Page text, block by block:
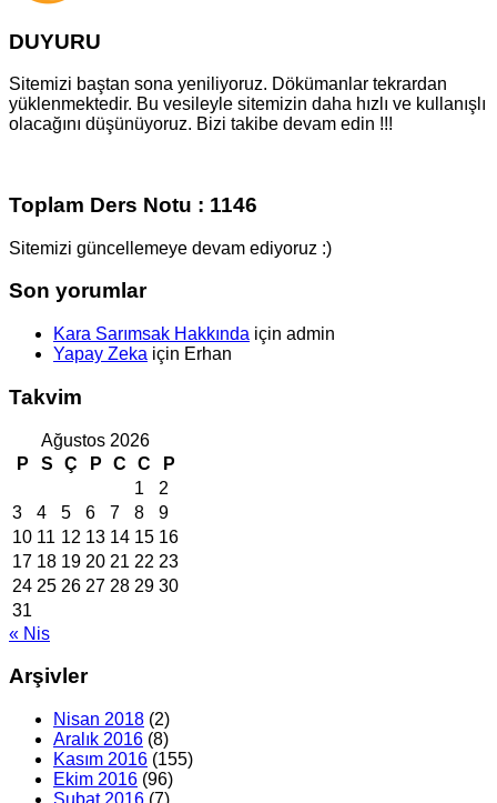
DUYURU
Sitemizi baştan sona yeniliyoruz. Dökümanlar tekrardan
yüklenmektedir. Bu vesileyle sitemizin daha hızlı ve kullanışlı
olacağını düşünüyoruz. Bizi takibe devam edin !!!
Toplam Ders Notu : 1146
Sitemizi güncellemeye devam ediyoruz :)
Son yorumlar
Kara Sarımsak Hakkında için admin
Yapay Zeka için Erhan
Takvim
Ağustos 2026
P
S Ç P C C
P
1
2
3
4 5 6 7 8
9
10 11 12 13 14 15 16
17 18 19 20 21 22 23
24 25 26 27 28 29 30
31
« Nis
Arşivler
Nisan 2018 (2)
Aralık 2016 (8)
Kasım 2016 (155)
Ekim 2016 (96)
Şubat 2016 (7)